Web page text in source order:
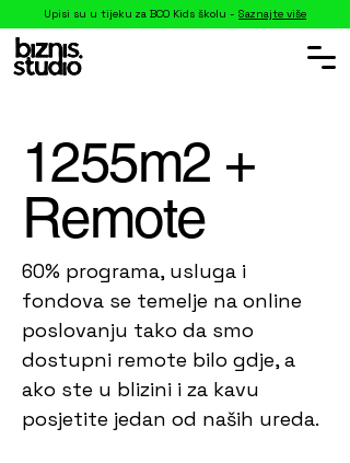
Upisi su u tijeku za BCO Kids školu - Saznajte više
1255m2 +
Remote
60% programa, usluga i
fondova se temelje na online
poslovanju tako da smo
dostupni remote bilo gdje, a
ako ste u blizini i za kavu
posjetite jedan od naših ureda.